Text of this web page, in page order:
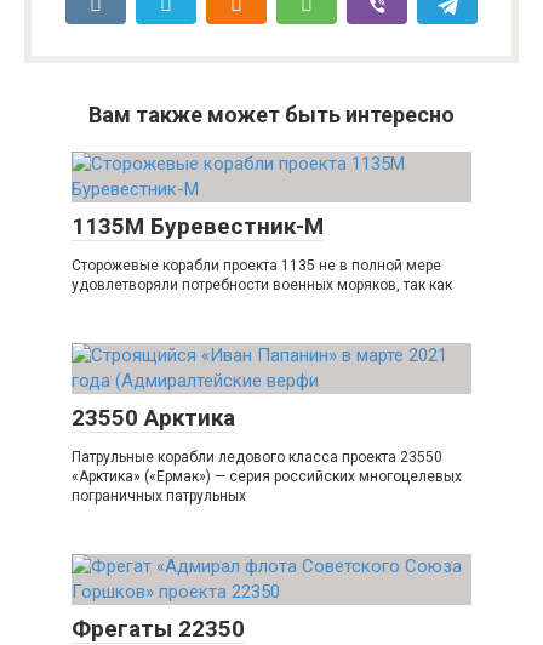
Вам также может быть интересно
1135М Буревестник-М
Сторожевые корабли проекта 1135 не в полной мере
удовлетворяли потребности военных моряков, так как
23550 Арктика
Патрульные корабли ледового класса проекта 23550
«Арктика» («Ермак») — серия российских многоцелевых
пограничных патрульных
Фрегаты 22350